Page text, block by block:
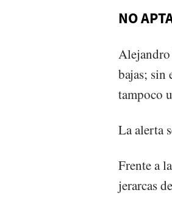
NO
Alejandro
bajas; sin
tampoco
La alerta
Frente a
jerarcas